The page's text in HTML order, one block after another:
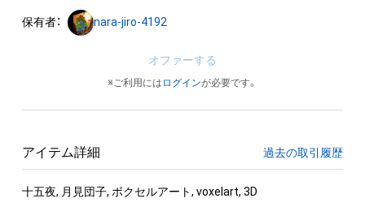
保有者： nara-jiro-4192
オファーする
※ご利用には ログインが必要です。
アイテム詳細 過去の取引履歴
十五夜, 月見団子, ボクセルアート, voxelart, 3D